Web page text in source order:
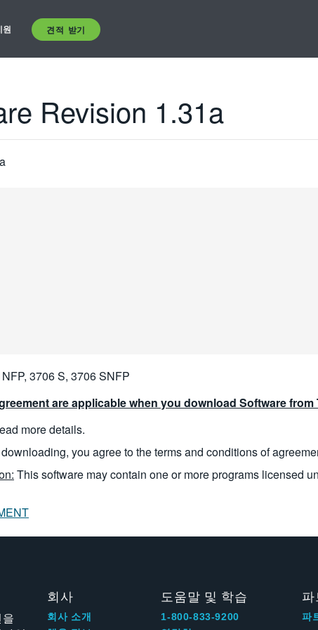
원 견적 받기
Revision 1.31a
3706 S, 3706 SNFP
are applicable when you download Software
more details.
you agree to the terms and conditions of
This software may contain one or more programs licensed
회사
회사 소개
도움말 및 학습
1-800-833-9200
파
파